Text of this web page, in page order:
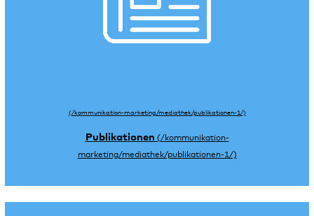
Publikationen